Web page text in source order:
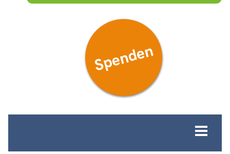
Spenden